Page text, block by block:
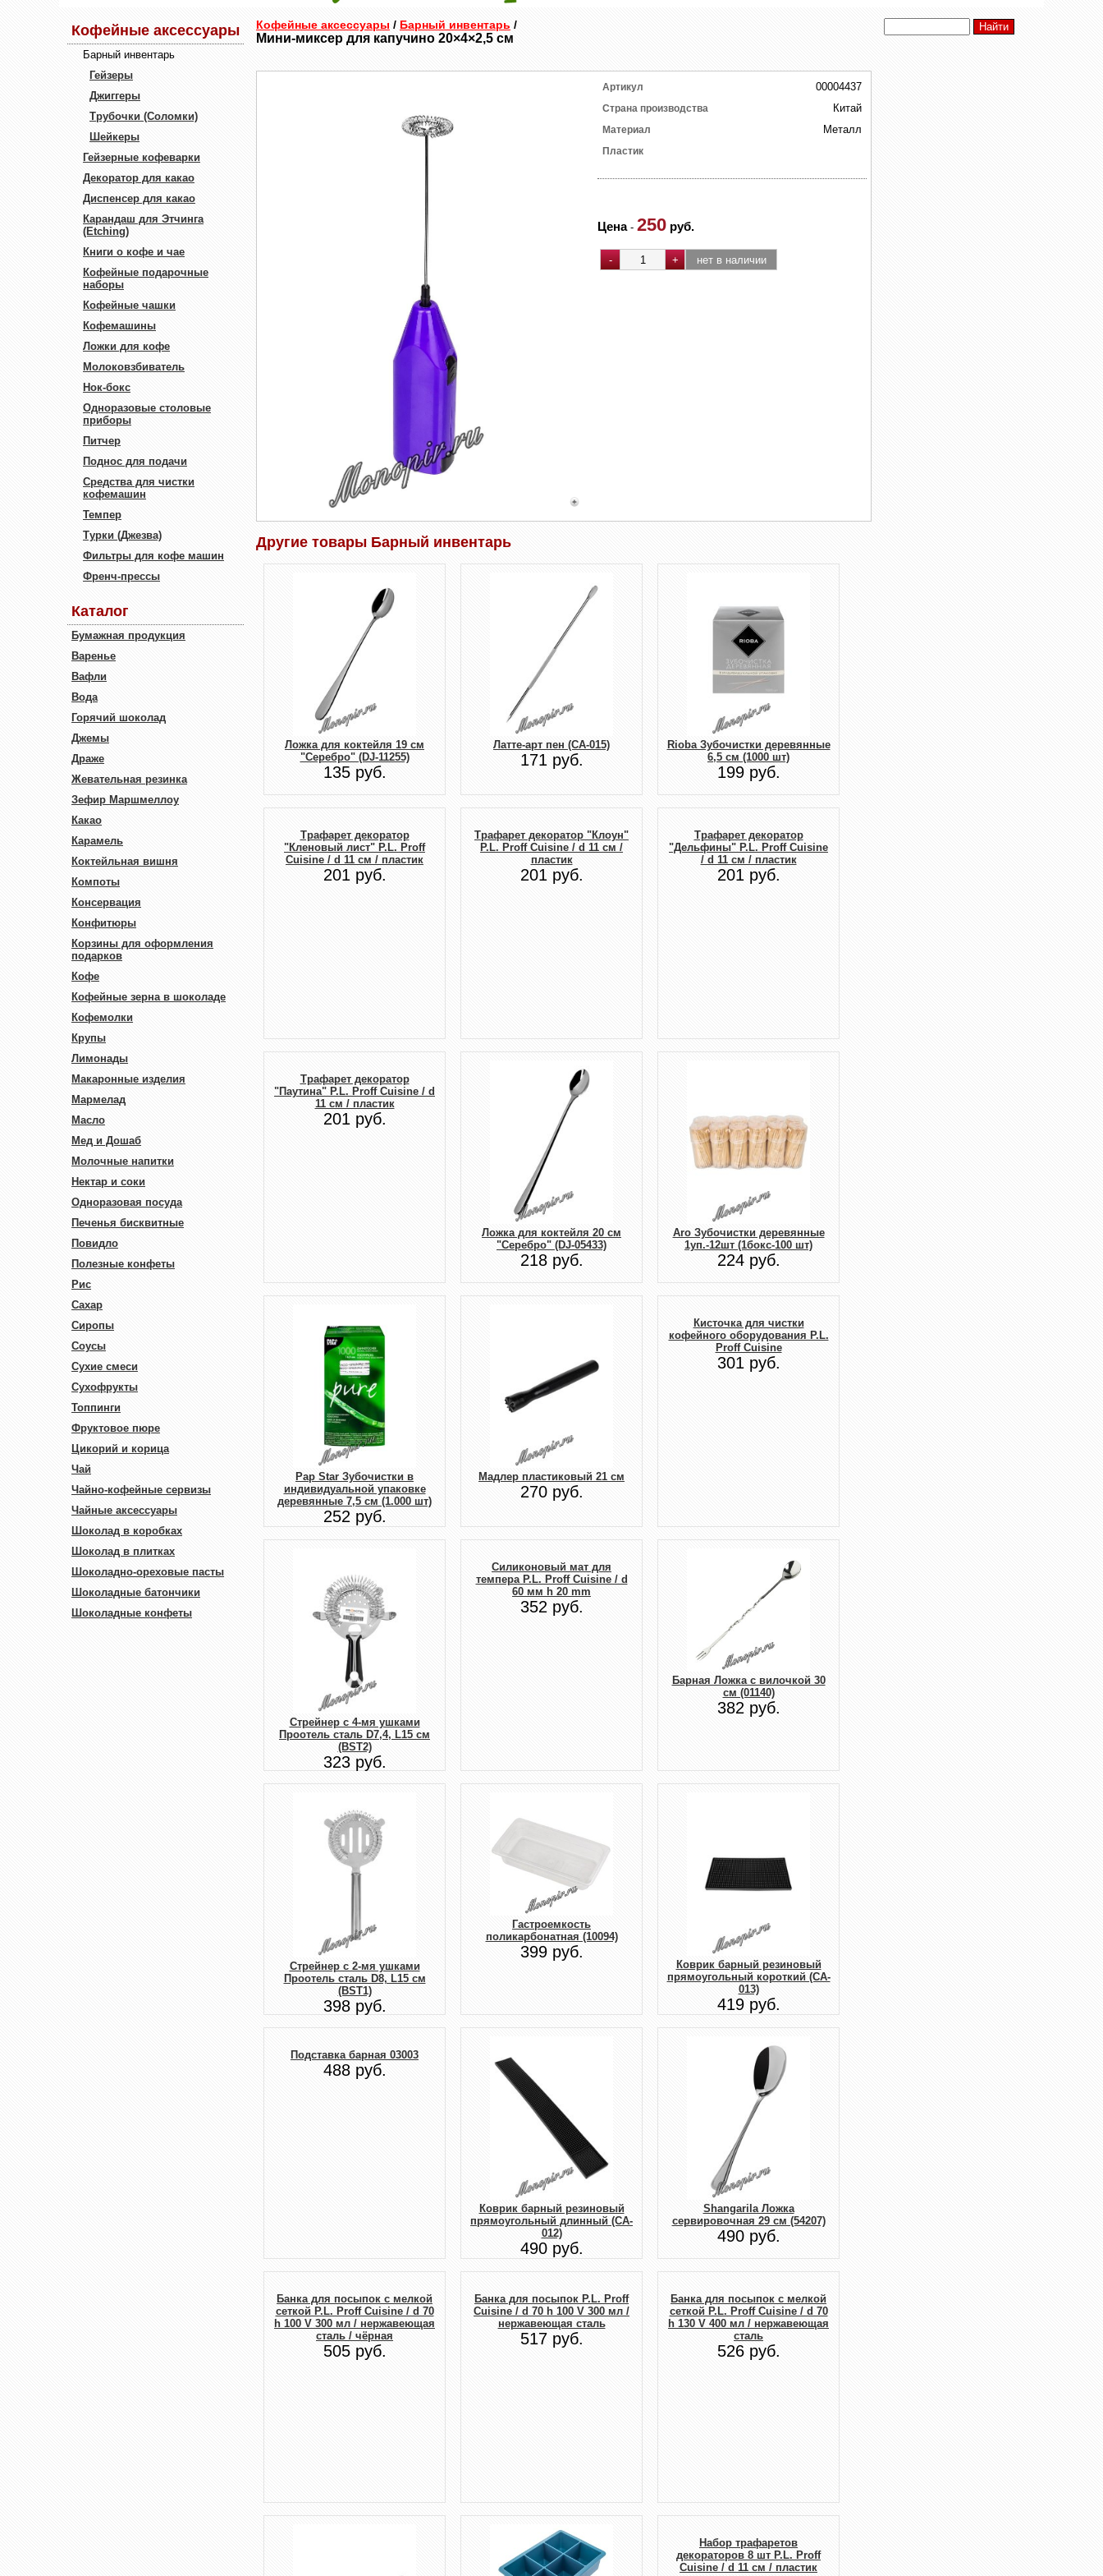
Кофейные аксессуары
Барный инвентарь
Гейзеры
Джиггеры
Трубочки (Соломки)
Шейкеры
Гейзерные кофеварки
Декоратор для какао
Диспенсер для какао
Карандаш для Этчинга
(Etching)
Книги о кофе и чае
Кофейные подарочные
наборы
Кофейные чашки
Кофемашины
Ложки для кофе
Молоковзбиватель
Нок-бокс
Одноразовые столовые
приборы
Питчер
Поднос для подачи
Средства для чистки
кофемашин
Темпер
Турки (Джезва)
Фильтры для кофе машин
Френч-прессы
Каталог
Бумажная продукция
Варенье
Вафли
Вода
Горячий шоколад
Джемы
Драже
Жевательная резинка
Зефир Маршмеллоу
Какао
Карамель
Коктейльная вишня
Компоты
Консервация
Конфитюры
Корзины для оформления
подарков
Кофе
Кофейные зерна в шоколаде
Кофемолки
Крупы
Лимонады
Макаронные изделия
Мармелад
Масло
Мед и Дошаб
Молочные напитки
Нектар и соки
Одноразовая посуда
Печенья бисквитные
Повидло
Полезные конфеты
Рис
Сахар
Сиропы
Соусы
Сухие смеси
Сухофрукты
Топпинги
Фруктовое пюре
Цикорий и корица
Чай
Чайно-кофейные сервизы
Чайные аксессуары
Шоколад в коробках
Шоколад в плитках
Шоколадно-ореховые пасты
Шоколадные батончики
Шоколадные конфеты
Кофейные аксессуары / Барный инвентарь /
Мини-миксер для капучино 20×4×2,5 см
Артикул 00004437
Страна производства Китай
Материал Металл
Пластик
Цена- 250 руб.
Другие товары Барный инвентарь
Ложка для коктейля 19 см
"Серебро" (DJ-11255)
135 руб.
Латте-арт пен (CA-015)
171 руб.
Rioba Зубочистки деревянные
6,5 см (1000 шт)
199 руб.
Трафарет декоратор
"Кленовый лист" P.L. Proff
Cuisine / d 11 см / пластик
201 руб.
Трафарет декоратор "Клоун"
P.L. Proff Cuisine / d 11 см /
пластик
201 руб.
Трафарет декоратор
"Дельфины" P.L. Proff Cuisine
/ d 11 см / пластик
201 руб.
Трафарет декоратор
"Паутина" P.L. Proff Cuisine / d
11 см / пластик
201 руб.
Ложка для коктейля 20 см
"Серебро" (DJ-05433)
218 руб.
Aro Зубочистки деревянные
1уп.-12шт (1бокс-100 шт)
224 руб.
Pap Star Зубочистки в
индивидуальной упаковке
деревянные 7,5 см (1.000 шт)
252 руб.
Мадлер пластиковый 21 см
270 руб.
Кисточка для чистки
кофейного оборудования P.L.
Proff Cuisine
301 руб.
Стрейнер с 4-мя ушками
Проотель сталь D7,4, L15 см
(BST2)
323 руб.
Силиконовый мат для
темпера P.L. Proff Cuisine / d
60 мм h 20 mm
352 руб.
Барная Ложка с вилочкой 30
см (01140)
382 руб.
Стрейнер с 2-мя ушками
Проотель сталь D8, L15 см
(BST1)
398 руб.
Гастроемкость
поликарбонатная (10094)
399 руб.
Коврик барный резиновый
прямоугольный короткий (CA-
013)
419 руб.
Подставка барная 03003
488 руб.
Коврик барный резиновый
прямоугольный длинный (CA-
012)
490 руб.
Shangarila Ложка
сервировочная 29 см (54207)
490 руб.
Банка для посыпок с мелкой
сеткой P.L. Proff Cuisine / d 70
h 100 V 300 мл / нержавеющая
сталь / чёрная
505 руб.
Банка для посыпок P.L. Proff
Cuisine / d 70 h 100 V 300 мл /
нержавеющая сталь
517 руб.
Банка для посыпок с мелкой
сеткой P.L. Proff Cuisine / d 70
h 130 V 400 мл / нержавеющая
сталь
526 руб.
Набор трафаретов
декораторов 8 шт P.L. Proff
Cuisine / d 11 см / пластик